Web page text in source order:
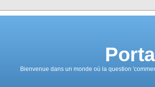
Bienvenue dans un monde où la question